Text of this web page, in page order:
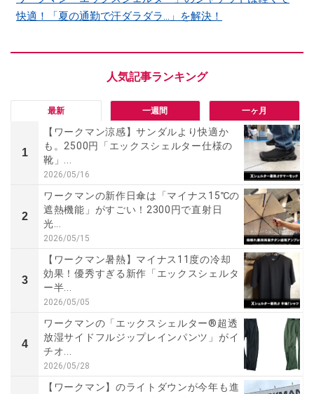
快適！「夏の通勤で汗ダラダラ...」を解決！
最新 一週間 一ヶ月
1
【ワークマン涼感】サンダルより快適か
も。2500円「エックスシェルター仕様の
靴」...
2026/05/16
2
ワークマンの新作日傘は「マイナス15℃の
遮熱機能」がすごい！2300円で直射日
光...
2026/05/15
3
【ワークマン暑熱】マイナス11度の冷却
効果！優秀すぎる新作「エックスシェルタ
ー半...
2026/05/05
4
ワークマンの「エックスシェルター®超透
放湿サイドフルジップレインパンツ」がイ
チオ...
2026/05/28
【ワークマン】のライトダウンが今年も進